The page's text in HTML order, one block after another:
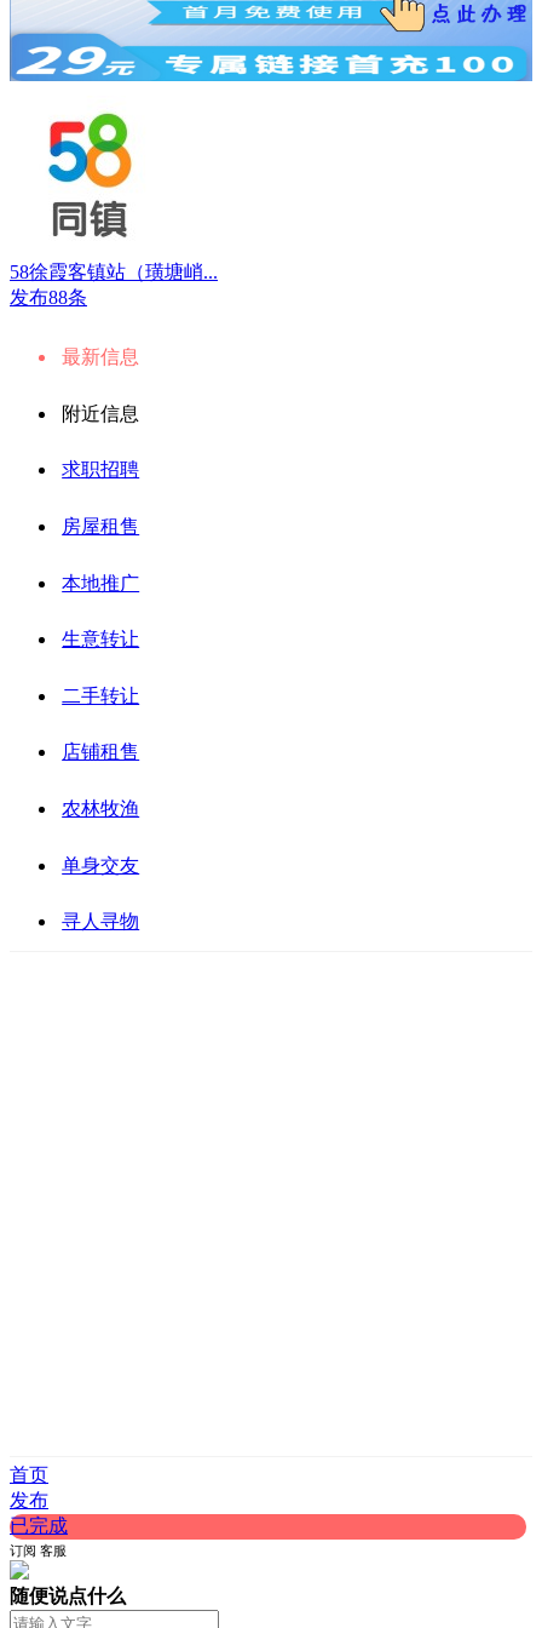
58徐霞客镇站（璜塘峭...
发布88条
最新信息
附近信息
求职招聘
房屋租售
本地推广
生意转让
二手转让
店铺租售
农林牧渔
单身交友
寻人寻物
首页
发布
已完成
订阅 客服
随便说点什么